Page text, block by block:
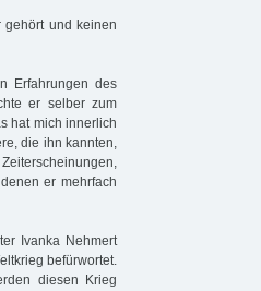
gehört und keinen
Erfahrungen des
er selber zum
hat mich innerlich
die ihn kannten,
er mehrfach
Ivanka Nehmert
befürwortet.
diesen Krieg